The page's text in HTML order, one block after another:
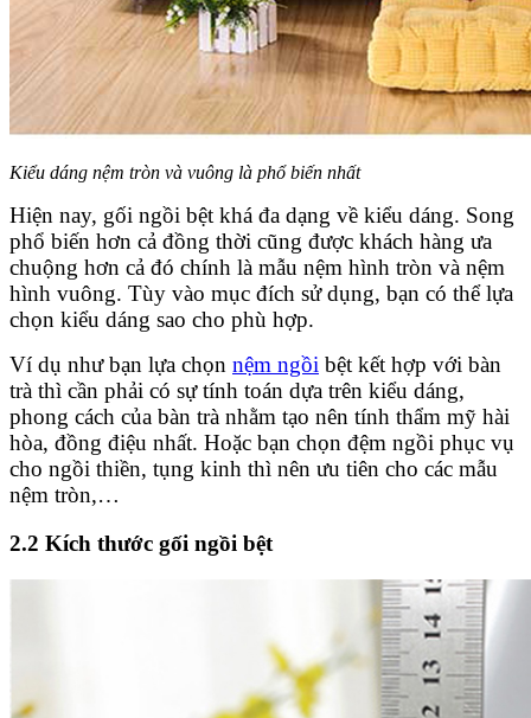
Kiểu dáng nệm tròn và vuông là phổ biến nhất
Hiện nay, gối ngồi bệt khá đa dạng về kiểu dáng. Song
phổ biến hơn cả đồng thời cũng được khách hàng ưa
chuộng hơn cả đó chính là mẫu nệm hình tròn và nệm
hình vuông. Tùy vào mục đích sử dụng, bạn có thể lựa
chọn kiểu dáng sao cho phù hợp.
Ví dụ như bạn lựa chọn nệm ngồi bệt kết hợp với bàn
trà thì cần phải có sự tính toán dựa trên kiểu dáng,
phong cách của bàn trà nhằm tạo nên tính thẩm mỹ hài
hòa, đồng điệu nhất. Hoặc bạn chọn đệm ngồi phục vụ
cho ngồi thiền, tụng kinh thì nên ưu tiên cho các mẫu
nệm tròn,…
2.2 Kích thước gối ngồi bệt